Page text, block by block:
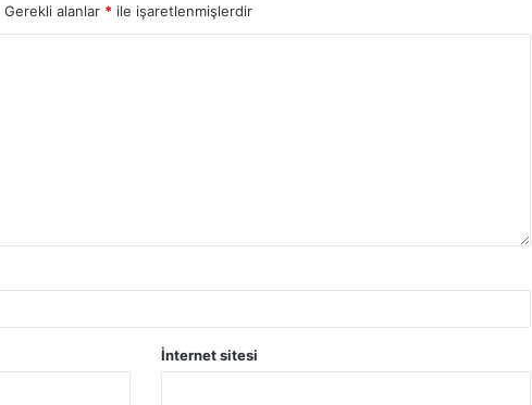
Gerekli alanlar * ile işaretlenmişlerdir
İnternet sitesi